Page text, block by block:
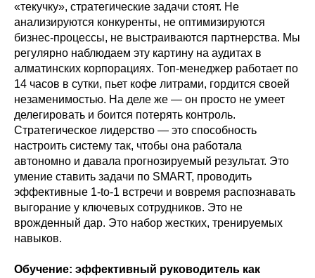
«текучку», стратегические задачи стоят. Не
анализируются конкуренты, не оптимизируются
бизнес-процессы, не выстраиваются партнерства. Мы
регулярно наблюдаем эту картину на аудитах в
алматинских корпорациях. Топ-менеджер работает по
14 часов в сутки, пьет кофе литрами, гордится своей
незаменимостью. На деле же — он просто не умеет
делегировать и боится потерять контроль.
Стратегическое лидерство — это способность
настроить систему так, чтобы она работала
автономно и давала прогнозируемый результат. Это
умение ставить задачи по SMART, проводить
эффективные 1-to-1 встречи и вовремя распознавать
выгорание у ключевых сотрудников. Это не
врожденный дар. Это набор жестких, тренируемых
навыков.
Обучение: эффективный руководитель как